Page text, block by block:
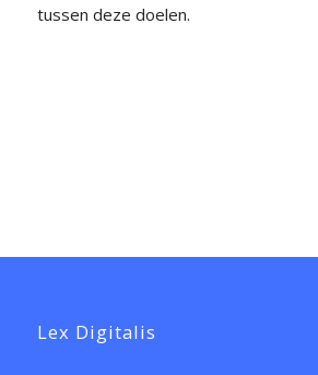
tussen deze doelen.
Lex Digitalis